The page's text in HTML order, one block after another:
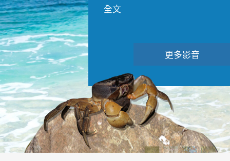
全文
更多影音